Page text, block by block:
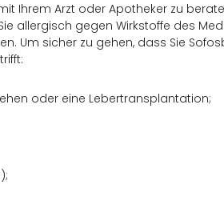
Ihrem Arzt oder Apotheker zu
allergisch gegen Wirkstoffe des
Um sicher zu gehen, dass Sie
oder eine Lebertransplantation;